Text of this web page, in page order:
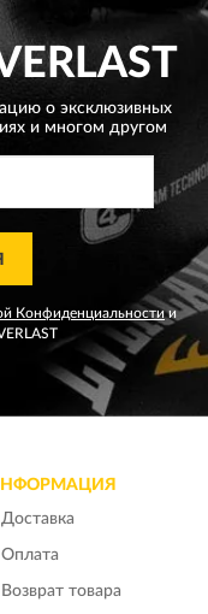
о эксклюзивных
и многом другом
Конфиденциальности и
Доставка
Оплата
Возврат товара